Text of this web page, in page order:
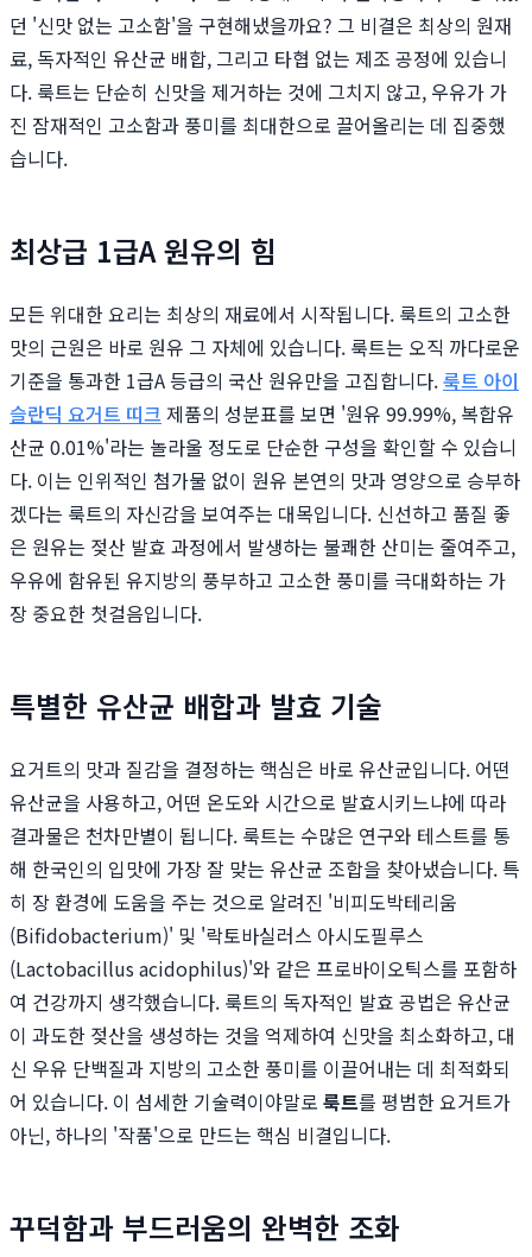
던 '신맛 없는 고소함'을 구현해냈을까요? 그 비결은 최상의 원재
료, 독자적인 유산균 배합, 그리고 타협 없는 제조 공정에 있습니
다. 룩트는 단순히 신맛을 제거하는 것에 그치지 않고, 우유가 가
진 잠재적인 고소함과 풍미를 최대한으로 끌어올리는 데 집중했
습니다.
최상급 1급A 원유의 힘
모든 위대한 요리는 최상의 재료에서 시작됩니다. 룩트의 고소한
맛의 근원은 바로 원유 그 자체에 있습니다. 룩트는 오직 까다로운
기준을 통과한 1급A 등급의 국산 원유만을 고집합니다.룩트 아이
슬란딕 요거트 띠크 제품의 성분표를 보면 '원유 99.99%, 복합유
산균 0.01%'라는 놀라울 정도로 단순한 구성을 확인할 수 있습니
다. 이는 인위적인 첨가물 없이 원유 본연의 맛과 영양으로 승부하
겠다는 룩트의 자신감을 보여주는 대목입니다. 신선하고 품질 좋
은 원유는 젖산 발효 과정에서 발생하는 불쾌한 산미는 줄여주고,
우유에 함유된 유지방의 풍부하고 고소한 풍미를 극대화하는 가
장 중요한 첫걸음입니다.
특별한 유산균 배합과 발효 기술
요거트의 맛과 질감을 결정하는 핵심은 바로 유산균입니다. 어떤
유산균을 사용하고, 어떤 온도와 시간으로 발효시키느냐에 따라
결과물은 천차만별이 됩니다. 룩트는 수많은 연구와 테스트를 통
해 한국인의 입맛에 가장 잘 맞는 유산균 조합을 찾아냈습니다. 특
히 장 환경에 도움을 주는 것으로 알려진 '비피도박테리움
(Bifidobacterium)' 및 '락토바실러스 아시도필루스
(Lactobacillus acidophilus)'와 같은 프로바이오틱스를 포함하
여 건강까지 생각했습니다. 룩트의 독자적인 발효 공법은 유산균
이 과도한 젖산을 생성하는 것을 억제하여 신맛을 최소화하고, 대
신 우유 단백질과 지방의 고소한 풍미를 이끌어내는 데 최적화되
어 있습니다. 이 섬세한 기술력이야말로 룩트를 평범한 요거트가
아닌, 하나의 '작품'으로 만드는 핵심 비결입니다.
꾸덕함과 부드러움의 완벽한 조화